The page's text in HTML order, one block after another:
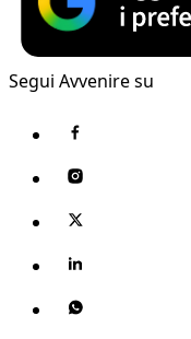
Segui Avvenire su